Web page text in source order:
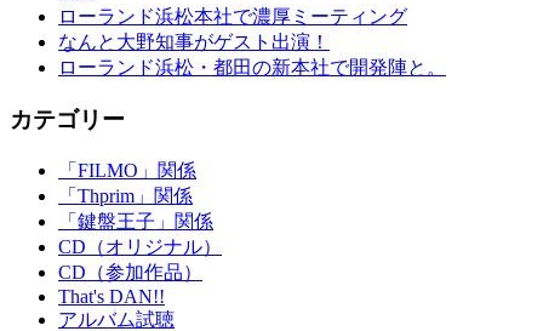
ローランド浜松本社で濃厚ミーティング
なんと大野知事がゲスト出演！
ローランド浜松・都田の新本社で開発陣と。
カテゴリー
「FILMO」関係
「Thprim」関係
「鍵盤王子」関係
CD（オリジナル）
CD（参加作品）
That's DAN!!
アルバム試聴